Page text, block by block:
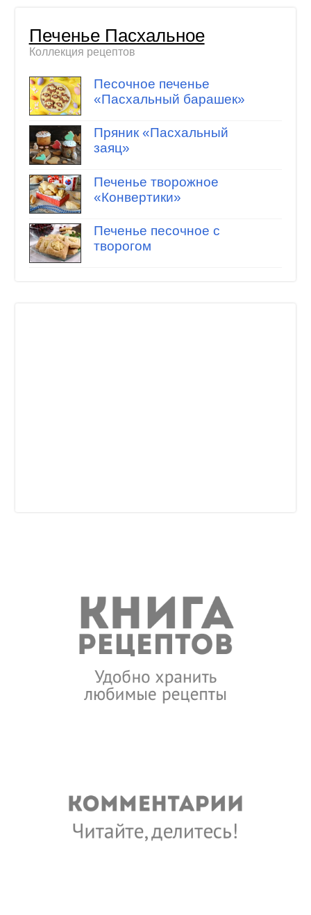
Печенье Пасхальное
Коллекция рецептов
Песочное печенье
«Пасхальный барашек»
Пряник «Пасхальный
заяц»
Печенье творожное
«Конвертики»
Печенье песочное с
творогом